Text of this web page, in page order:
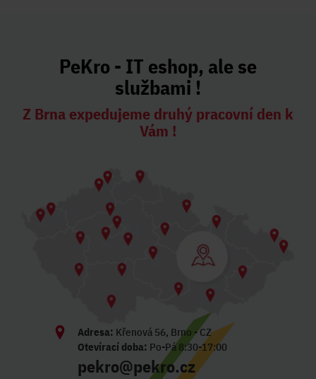
PeKro - IT eshop, ale se
službami !
Z Brna expedujeme druhý pracovní den k
Vám !
Adresa: Křenová 56, Brno - CZ
Otevírací doba: Po-Pá 8:30-17:00
pekro@pekro.cz